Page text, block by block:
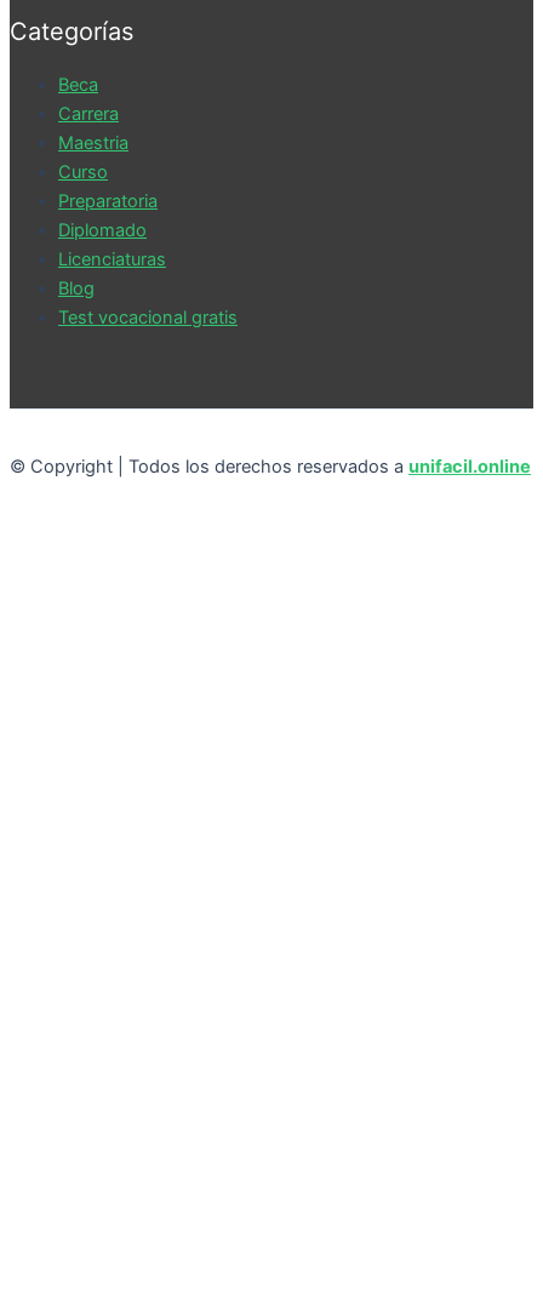
Categorías
Beca
Carrera
Maestria
Curso
Preparatoria
Diplomado
Licenciaturas
Blog
Test vocacional gratis
© Copyright | Todos los derechos reservados a unifacil.online